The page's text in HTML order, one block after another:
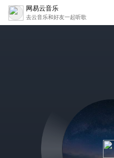
网易云音乐
去云音乐和好友一起听歌